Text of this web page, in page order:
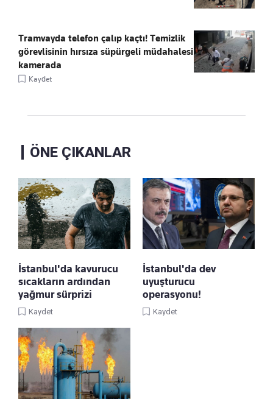
Tramvayda telefon çalıp kaçtı! Temizlik
görevlisinin hırsıza süpürgeli müdahalesi
kamerada
Kaydet
ÖNE ÇIKANLAR
İstanbul'da kavurucu
sıcakların ardından
yağmur sürprizi
Kaydet
İstanbul'da dev
uyuşturucu
operasyonu!
Kaydet